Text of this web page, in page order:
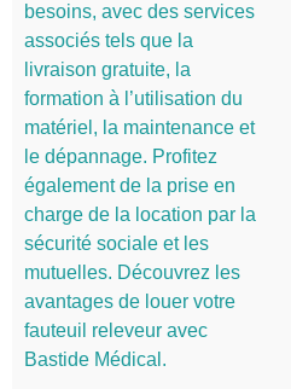
besoins, avec des services
associés tels que la
livraison gratuite, la
formation à l’utilisation du
matériel, la maintenance et
le dépannage. Profitez
également de la prise en
charge de la location par la
sécurité sociale et les
mutuelles. Découvrez les
avantages de louer votre
fauteuil releveur avec
Bastide Médical.